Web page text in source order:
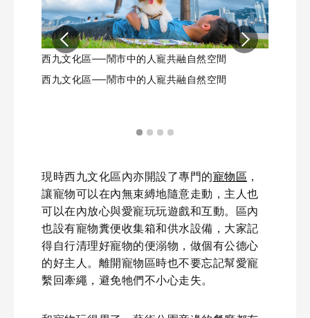
西九文化區──鬧市中的人寵共融自然空間
西九文化區──鬧市中的人寵共融自然空間
現時西九文化區內亦開設了專門的寵物區 ，
讓寵物可以在內無束縛地隨意走動，主人也
可以在內放心與愛寵玩玩遊戲和互動。區內
也設有寵物糞便收集箱和供水設備，大家記
得自行清理好寵物的便溺物，做個有公德心
的好主人。離開寵物區時也不要忘記幫愛寵
繫回牽繩，避免牠們不小心走失。